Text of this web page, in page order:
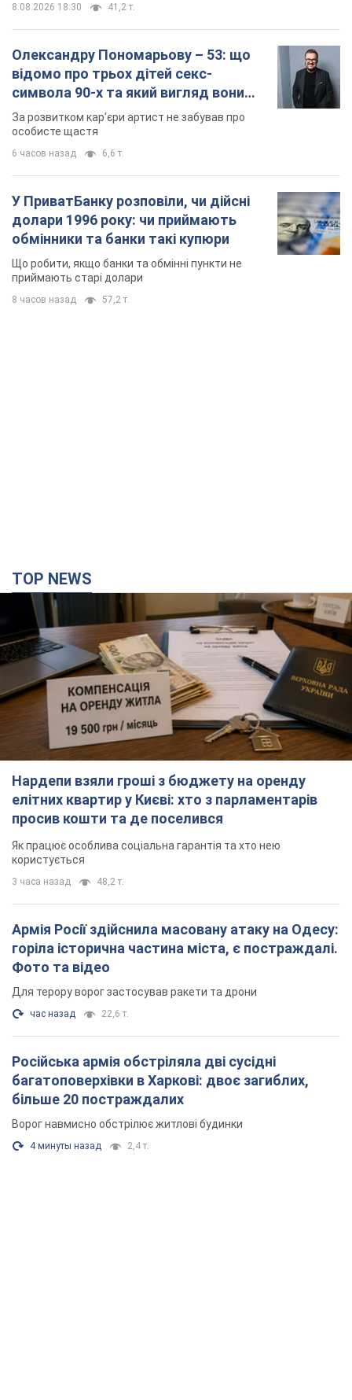
8.08.2026 18:30 41,2 т.
Олександру Пономарьову – 53: що
відомо про трьох дітей секс-
символа 90-х та який вигляд вони
мають
За розвитком кар'єри артист не забував про
особисте щастя
6 часов назад 6,6 т.
У ПриватБанку розповіли, чи дійсні
долари 1996 року: чи приймають
обмінники та банки такі купюри
Що робити, якщо банки та обмінні пункти не
приймають старі долари
8 часов назад 57,2 т.
TOP NEWS
Нардепи взяли гроші з бюджету на оренду
елітних квартир у Києві: хто з парламентарів
просив кошти та де поселився
Як працює особлива соціальна гарантія та хто нею
користується
3 часа назад 48,2 т.
Армія Росії здійснила масовану атаку на Одесу:
горіла історична частина міста, є постраждалі.
Фото та відео
Для терору ворог застосував ракети та дрони
час назад 22,6 т.
Російська армія обстріляла дві сусідні
багатоповерхівки в Харкові: двоє загиблих,
більше 20 постраждалих
Ворог навмисно обстрілює житлові будинки
4 минуты назад 2,4 т.